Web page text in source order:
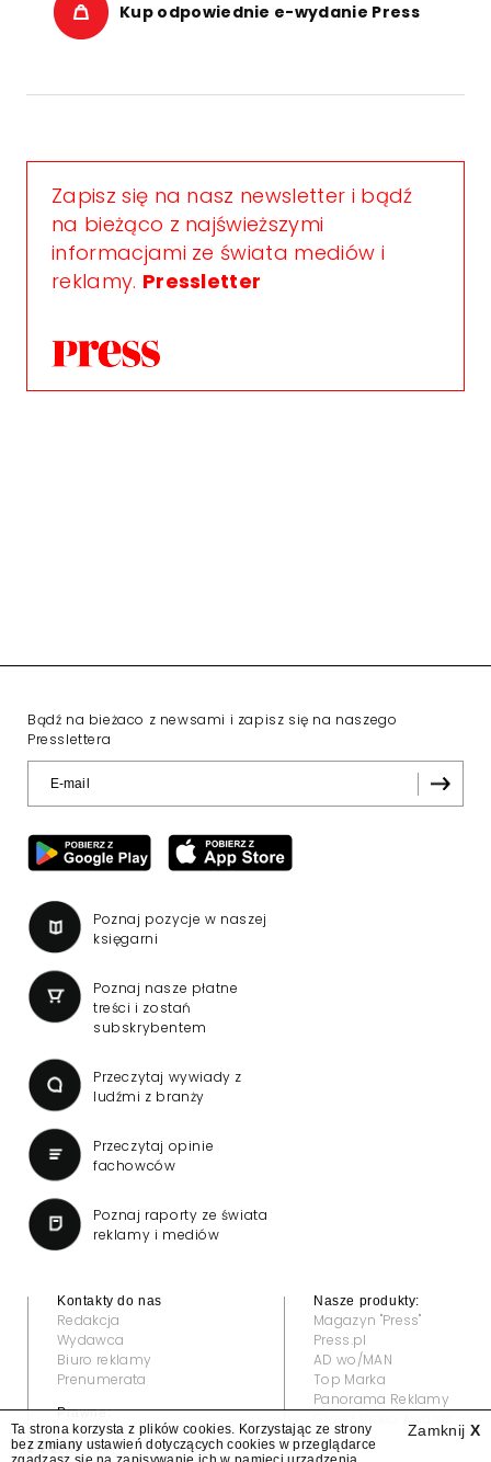
Kup odpowiednie e-wydanie Press
Zapisz się na nasz newsletter i bądź
na bieżąco z najświeższymi
informacjami ze świata mediów i
reklamy. Pressletter
Bądź na bieżaco z newsami i zapisz się na naszego
Presslettera
Poznaj pozycje w naszej
księgarni
Poznaj nasze płatne
treści i zostań
subskrybentem
Przeczytaj wywiady z
ludźmi z branży
Przeczytaj opinie
fachowców
Poznaj raporty ze świata
reklamy i mediów
Kontakty do nas
Redakcja
Wydawca
Biuro reklamy
Prenumerata
Prawne:
Regulamin
Klauzula informacyjna
Nasze produkty:
Magazyn "Press"
Press.pl
AD wo/MAN
Top Marka
Panorama Reklamy
Zamknij X
Ta strona korzysta z plików cookies. Korzystając ze strony
bez zmiany ustawień dotyczących cookies w przeglądarce